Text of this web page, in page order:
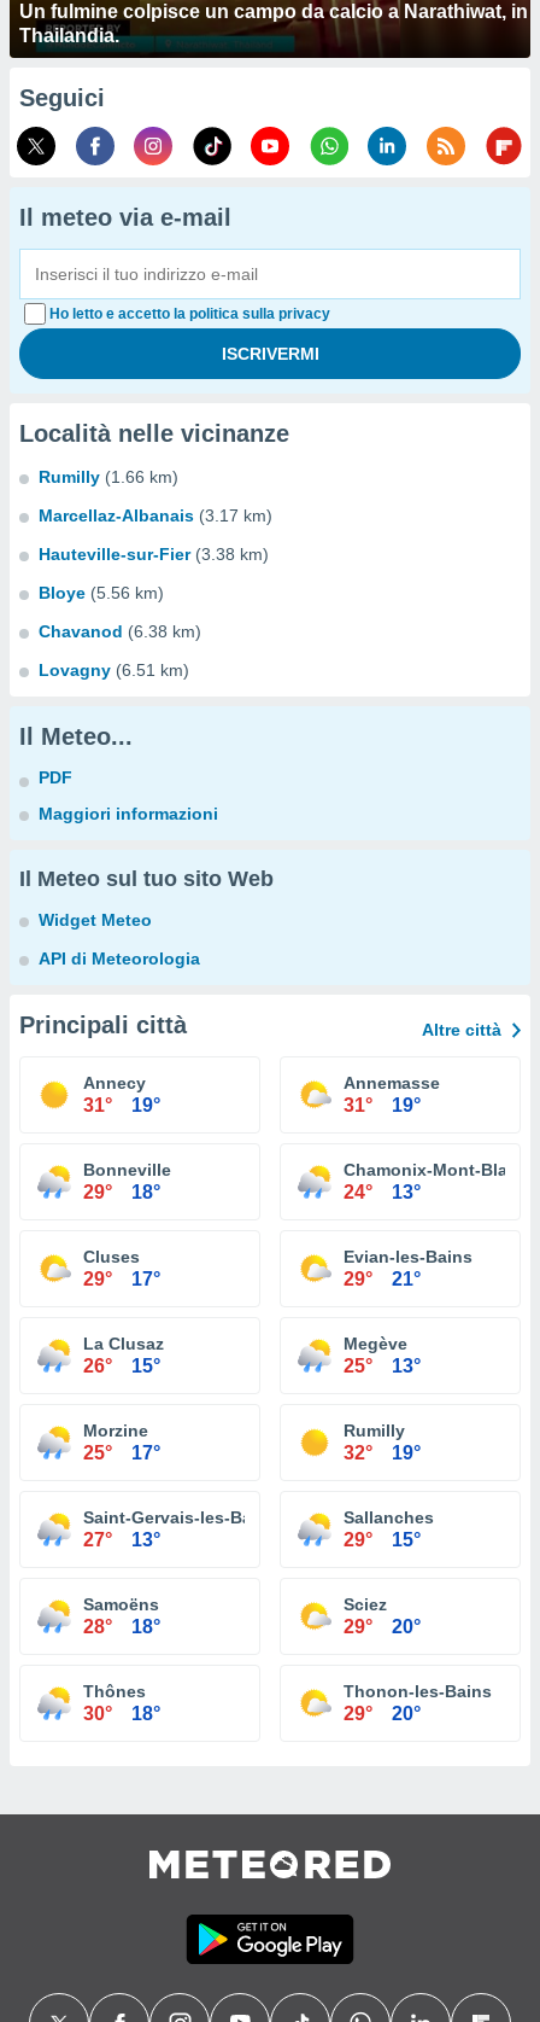
Un fulmine colpisce un campo da calcio a Narathiwat, in
Thailandia.
Seguici
Il meteo via e-mail
Ho letto e accetto la politica sulla privacy
Località nelle vicinanze
Rumilly (1.66 km)
Marcellaz-Albanais (3.17 km)
Hauteville-sur-Fier (3.38 km)
Bloye (5.56 km)
Chavanod (6.38 km)
Lovagny (6.51 km)
Il Meteo...
PDF
Maggiori informazioni
Il Meteo sul tuo sito Web
Widget Meteo
API di Meteorologia
Principali città Altre città
Annecy
31° 19°
Annemasse
31° 19°
Bonneville
29° 18°
Chamonix-Mont-Blanc
24° 13°
Cluses
29° 17°
Evian-les-Bains
29° 21°
La Clusaz
26° 15°
Megève
25° 13°
Morzine
25° 17°
Rumilly
32° 19°
Saint-Gervais-les-Bains
27° 13°
Sallanches
29° 15°
Samoëns
28° 18°
Sciez
29° 20°
Thônes
30° 18°
Thonon-les-Bains
29° 20°